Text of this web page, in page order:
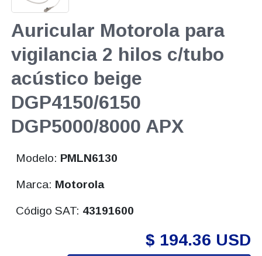
Auricular Motorola para
vigilancia 2 hilos c/tubo
acústico beige
DGP4150/6150
DGP5000/8000 APX
Modelo: PMLN6130
Marca: Motorola
Código SAT: 43191600
$ 194.36 USD